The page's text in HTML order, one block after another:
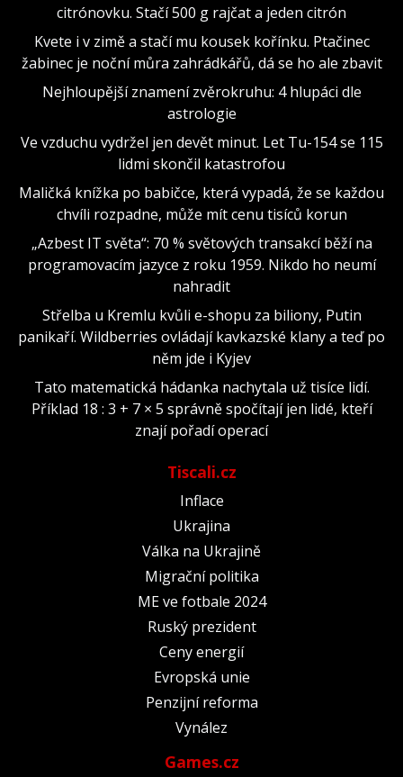
citrónovku. Stačí 500 g rajčat a jeden citrón
Kvete i v zimě a stačí mu kousek kořínku. Ptačinec
žabinec je noční můra zahrádkářů, dá se ho ale zbavit
Nejhloupější znamení zvěrokruhu: 4 hlupáci dle
astrologie
Ve vzduchu vydržel jen devět minut. Let Tu-154 se 115
lidmi skončil katastrofou
Maličká knížka po babičce, která vypadá, že se každou
chvíli rozpadne, může mít cenu tisíců korun
„Azbest IT světa“: 70 % světových transakcí běží na
programovacím jazyce z roku 1959. Nikdo ho neumí
nahradit
Střelba u Kremlu kvůli e-shopu za biliony, Putin
panikaří. Wildberries ovládají kavkazské klany a teď po
něm jde i Kyjev
Tato matematická hádanka nachytala už tisíce lidí.
Příklad 18 : 3 + 7 × 5 správně spočítají jen lidé, kteří
znají pořadí operací
Tiscali.cz
Inflace
Ukrajina
Válka na Ukrajině
Migrační politika
ME ve fotbale 2024
Ruský prezident
Ceny energií
Evropská unie
Penzijní reforma
Vynález
Games.cz